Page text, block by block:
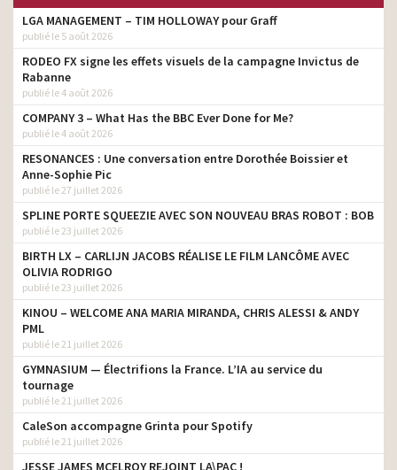
LGA MANAGEMENT – TIM HOLLOWAY pour Graff
publié le 5 août 2026
RODEO FX signe les effets visuels de la campagne Invictus de
Rabanne
publié le 4 août 2026
COMPANY 3 – What Has the BBC Ever Done for Me?
publié le 4 août 2026
RESONANCES : Une conversation entre Dorothée Boissier et
Anne-Sophie Pic
publié le 27 juillet 2026
SPLINE PORTE SQUEEZIE AVEC SON NOUVEAU BRAS ROBOT : BOB
publié le 23 juillet 2026
BIRTH LX – CARLIJN JACOBS RÉALISE LE FILM LANCÔME AVEC
OLIVIA RODRIGO
publié le 23 juillet 2026
KINOU – WELCOME ANA MARIA MIRANDA, CHRIS ALESSI & ANDY
PML
publié le 21 juillet 2026
GYMNASIUM — Électrifions la France. L’IA au service du
tournage
publié le 21 juillet 2026
CaleSon accompagne Grinta pour Spotify
publié le 21 juillet 2026
JESSE JAMES MCELROY REJOINT LA\PAC !